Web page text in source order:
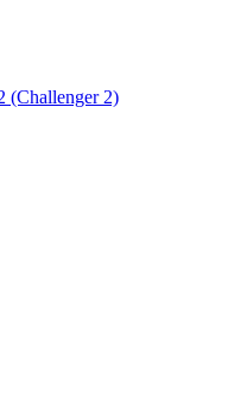
(Challenger 2)